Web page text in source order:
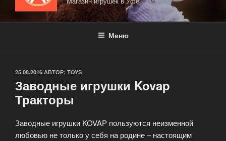
Меню
ОПУБЛИКОВАНО
25.08.2016 АВТОР: TOYS
Заводные игрушки Kovap
Тракторы
Заводные игрушки KOVAP пользуются неизменной
любовью не только у себя на родине – настоящим